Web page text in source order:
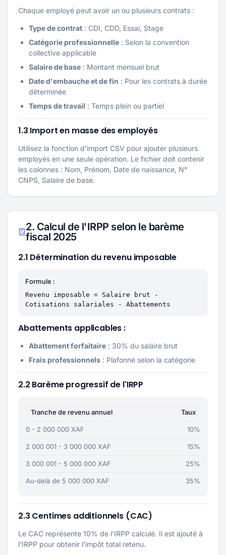
Chaque employé peut avoir un ou plusieurs contrats :
Type de contrat : CDI, CDD, Essai, Stage
Catégorie professionnelle : Selon la convention
collective applicable
Salaire de base : Montant mensuel brut
Date d'embauche et de fin : Pour les contrats à durée
déterminée
Temps de travail : Temps plein ou partiel
1.3 Import en masse des employés
Utilisez la fonction d'import CSV pour ajouter plusieurs
employés en une seule opération. Le fichier doit contenir
les colonnes : Nom, Prénom, Date de naissance, N°
CNPS, Salaire de base.
2. Calcul de l'IRPP selon le barème
fiscal 2025
2.1 Détermination du revenu imposable
Formule :
Revenu imposable = Salaire brut -
Cotisations salariales - Abattements
Abattements applicables :
Abattement forfaitaire : 30% du salaire brut
Frais professionnels : Plafonné selon la catégorie
2.2 Barème progressif de l'IRPP
Tranche de revenu annuel Taux
0 - 2 000 000 XAF 10%
2 000 001 - 3 000 000 XAF 15%
3 000 001 - 5 000 000 XAF 25%
Au-delà de 5 000 000 XAF 35%
2.3 Centimes additionnels (CAC)
Le CAC représente 10% de l'IRPP calculé. Il est ajouté à
l'IRPP pour obtenir l'impôt total retenu.